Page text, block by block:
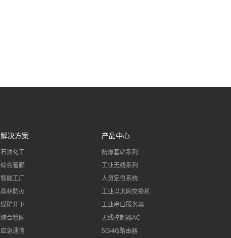
解决方案
石油化工
综合管廊
智能工厂
森林防火
煤矿井下
综合管网
应急通信
产品中心
防爆基站系列
工业无线系列
人员定位系统
工业以太网交换机
工业串口服务器
无线控制器AC
5G/4G路由器